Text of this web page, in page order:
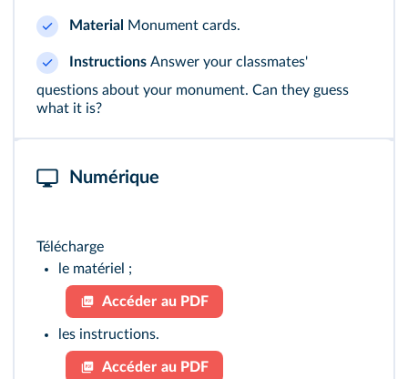
Material Monument cards.
Instructions Answer your classmates'
questions about your monument. Can they guess
what it is?
Numérique
Télécharge
le matériel ;
Accéder au PDF
les instructions.
Accéder au PDF